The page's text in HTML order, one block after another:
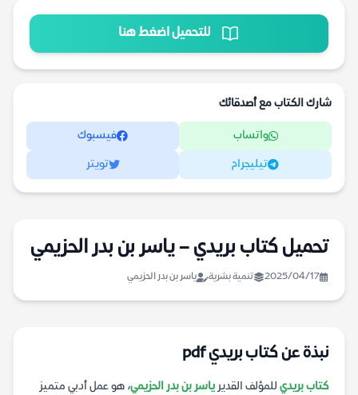
للتحميل اضغط هنا
شارك الكتاب مع أصدقائك
واتساب فيسبوك
تيليجرام تويتر
تحميل كتاب بريدي – ياسر بن بدر الحزيمي
2025/04/17 تنمية بشرية ياسر بن بدر الحزيمي
نبذة عن كتاب بريدي pdf
كتاب بريدي للمؤلف القدير ياسر بن بدر الحزيمي، هو عمل أدبي متميز